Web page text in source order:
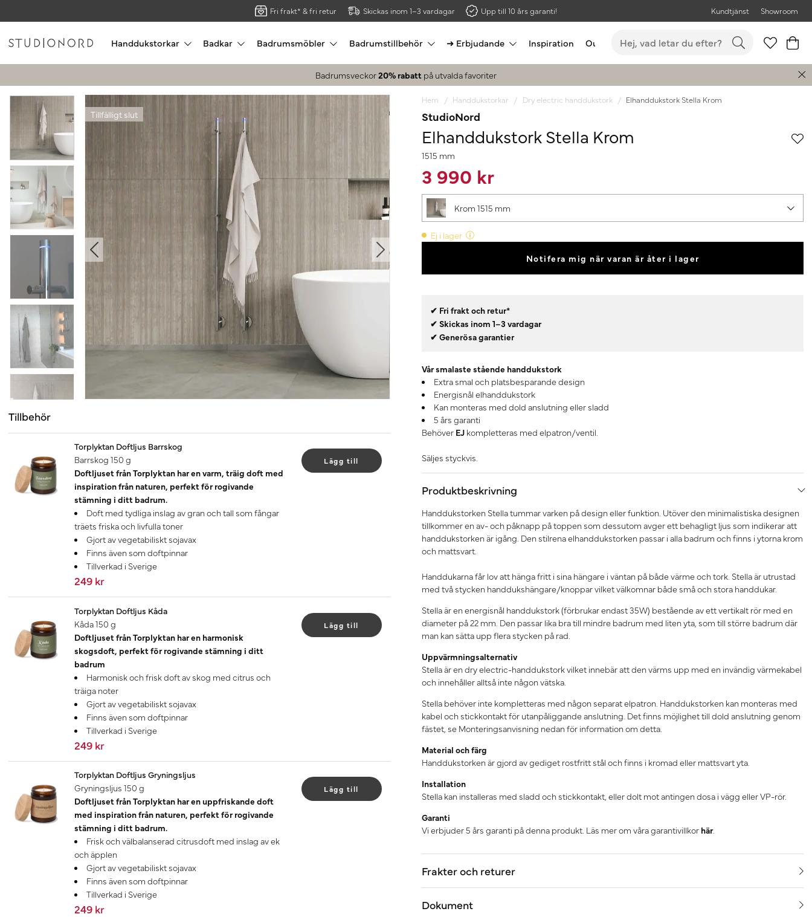
Fri frakt* & fri retur Skickas inom 1–3 vardagar Upp till 10 års garanti! Kundtjänst Showroom
Handdukstorkar Badkar Badrumsmöbler Badrumstillbehör ➜ Erbjudande Inspiration Outlet Bästsäljare
Badrumsveckor20% rabatt på utvalda favoriter
Tillfälligt slut
Tillbehör
Torplyktan Doftljus Barrskog
Barrskog 150 g
Doftljuset från Torplyktan har en varm, träig doft med
inspiration från naturen, perfekt för rogivande
stämning i ditt badrum.
Doft med tydliga inslag av gran och tall som fångar
träets friska och livfulla toner
Gjort av vegetabiliskt sojavax
Finns även som doftpinnar
Tillverkad i Sverige
249 kr
Lägg till
Torplyktan Doftljus Kåda
Kåda 150 g
Doftljuset från Torplyktan har en harmonisk
skogsdoft, perfekt för rogivande stämning i ditt
badrum
Harmonisk och frisk doft av skog med citrus och
träiga noter
Gjort av vegetabiliskt sojavax
Finns även som doftpinnar
Tillverkad i Sverige
249 kr
Lägg till
Torplyktan Doftljus Gryningsljus
Gryningsljus 150 g
Doftljuset från Torplyktan har en uppfriskande doft
med inspiration från naturen, perfekt för rogivande
stämning i ditt badrum.
Frisk och välbalanserad citrusdoft med inslag av ek
och äpplen
Gjort av vegetabiliskt sojavax
Finns även som doftpinnar
Tillverkad i Sverige
249 kr
Lägg till
Hem Handdukstorkar Dry electric handdukstork Elhanddukstork Stella Krom
StudioNord
Elhanddukstork Stella Krom
1515 mm
3 990 kr
Krom 1515 mm
Ej i lager
Notifera mig när varan är åter i lager
✔ Fri frakt och retur*
✔ Skickas inom 1–3 vardagar
✔ Generösa garantier
Vår smalaste stående handdukstork
Extra smal och platsbesparande design
Energisnål elhanddukstork
Kan monteras med dold anslutning eller sladd
5 års garanti
Behöver EJ kompletteras med elpatron/ventil.
Säljes styckvis.
Produktbeskrivning
Handdukstorken Stella tummar varken på design eller funktion. Utöver den minimalistiska designen
tillkommer en av- och påknapp på toppen som dessutom avger ett behagligt ljus som indikerar att
handdukstorken är igång. Den stilrena elhanddukstorken passar i alla badrum och finns i ytorna krom
och mattsvart.
Handdukarna får lov att hänga fritt i sina hängare i väntan på både värme och tork. Stella är utrustad
med två stycken handdukshängare/knoppar vilket välkomnar både små och stora handdukar.
Stella är en energisnål handdukstork (förbrukar endast 35W) bestående av ett vertikalt rör med en
diameter på 22 mm. Den passar lika bra till mindre badrum med liten yta, som till större badrum där
man kan sätta upp flera stycken på rad.
Uppvärmningsalternativ
Stella är en dry electric-handdukstork vilket innebär att den värms upp med en invändig värmekabel
och innehåller alltså inte någon vätska.
Stella behöver inte kompletteras med någon separat elpatron. Handdukstorken kan monteras med
kabel och stickkontakt för utanpåliggande anslutning. Det finns möjlighet till dold anslutning genom
fästet, se Monteringsanvisning nedan för information om detta.
Material och färg
Handdukstorken är gjord av gediget rostfritt stål och finns i kromad eller mattsvart yta.
Installation
Stella kan installeras med sladd och stickkontakt, eller dolt mot antingen dosa i vägg eller VP-rör.
Garanti
Vi erbjuder 5 års garanti på denna produkt. Läs mer om våra garantivillkor här.
Frakter och returer
Dokument